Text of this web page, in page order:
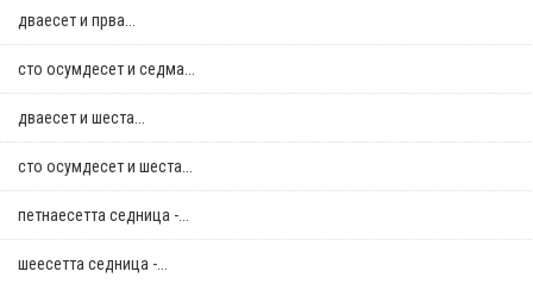
дваесет и прва...
сто осумдесет и седма...
дваесет и шеста...
сто осумдесет и шеста...
петнаесетта седница -...
шеесетта седница -...